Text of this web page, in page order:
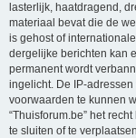
lasterlijk, haatdragend,
materiaal bevat die de
is gehost of
dergelijke berichten kan
permanent wordt
ingelicht. De IP-
voorwaarden te kunnen
“Thuisforum.be” het
te sluiten of te